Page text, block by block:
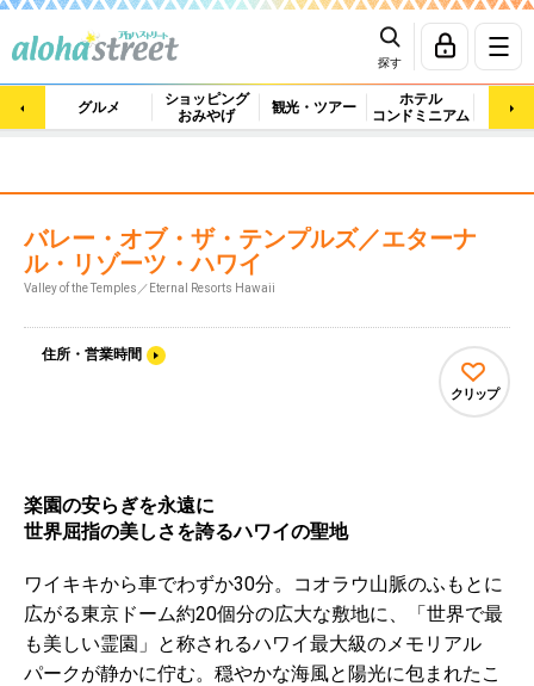
探す
グルメ
ショッピング
おみやげ
観光・ツアー
ホテル
コンドミニアム
マッ
バレー・オブ・ザ・テンプルズ／エターナ
ル・リゾーツ・ハワイ
Valley of the Temples／Eternal Resorts Hawaii
住所・営業時間
クリップ
楽園の安らぎを永遠に
世界屈指の美しさを誇るハワイの聖地
ワイキキから車でわずか30分。コオラウ山脈のふもとに
広がる東京ドーム約20個分の広大な敷地に、「世界で最
も美しい霊園」と称されるハワイ最大級のメモリアル
パークが静かに佇む。穏やかな海風と陽光に包まれたこ